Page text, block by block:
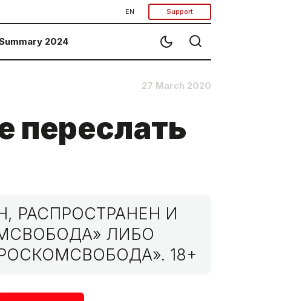
EN Support
2024
27 March 2020
переслать
РАСПРОСТРАНЕН И
ЛИБО
18+